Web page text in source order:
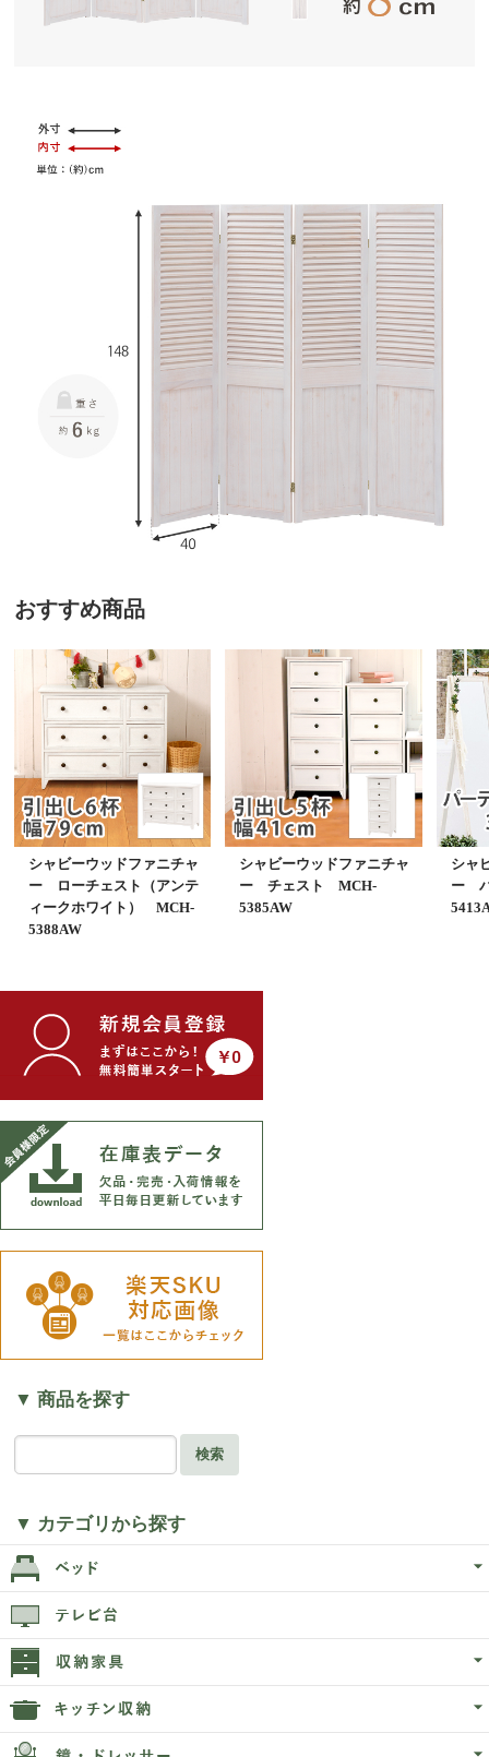
おすすめ商品
シャビーウッドファニチャ
ー ローチェスト（アンテ
ィークホワイト） MCH-
5388AW
シャビーウッドファニチャ
ー チェスト MCH-
5385AW
シャ
ー
▼ 商品を探す
検索
▼ カテゴリから探す